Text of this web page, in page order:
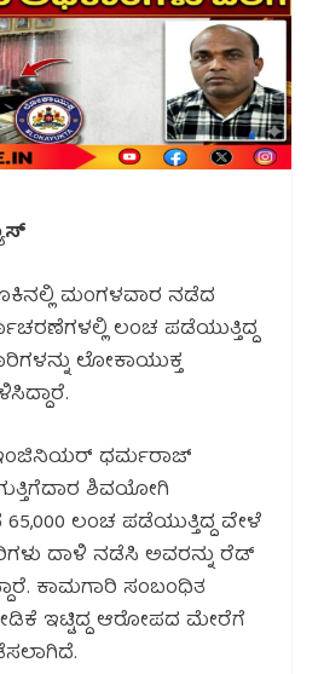
ಮಂಗಳವಾರ ನಡೆದ
ಲಂಚ ಪಡೆಯುತ್ತಿದ್ದ
ಲೋಕಾಯುಕ್ತ
ಧರ್ಮರಾಜ್
ಶಿವಯೋಗಿ
ಲಂಚ ಪಡೆಯುತ್ತಿದ್ದ ವೇಳೆ
ದಾಳಿ ನಡೆಸಿ ಅವರನ್ನು ರೆಡ್
ಕಾಮಗಾರಿ ಸಂಬಂಧಿತ
ಇಟ್ಟಿದ್ದ ಆರೋಪದ ಮೇರೆಗೆ